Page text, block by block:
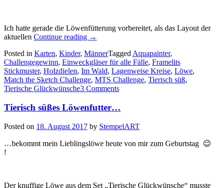
Ich hatte gerade die Löwenfütterung vorbereitet, als das Layout der
aktuellen Continue reading „Mein
→
Posted in Karten, Kinder, MännerTagged Aquapainter,
Challengegewinn, Einweckgläser für alle Fälle, Framelits
Stickmuster, Holzdielen, Im Wald, Lagenweise Kreise, Löwe,
Match the Sketch Challenge, MTS Challenge, Tierisch süß,
Tierische Glückwünsche3 Comments
Tierisch süßes Löwenfutter…
Posted on 18. August 2017 by StempelART
…bekommt mein Lieblingslöwe heute von mir zum Geburtstag 😉
!
Der knuffige Löwe aus dem Set „Tierische Glückwünsche“ musste